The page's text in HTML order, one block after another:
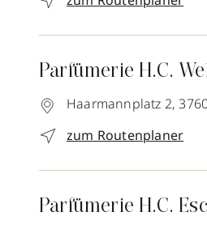
Parfümerie H.C.
Haarmannplatz 2,
zum Routenplaner
Parfümerie H.C.